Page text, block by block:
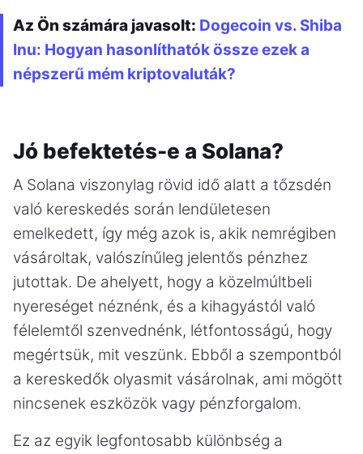
Az Ön számára javasolt: Dogecoin vs. Shiba
Inu: Hogyan hasonlíthatók össze ezek a
népszerű mém kriptovaluták?
Jó befektetés-e a Solana?
A Solana viszonylag rövid idő alatt a tőzsdén
való kereskedés során lendületesen
emelkedett, így még azok is, akik nemrégiben
vásároltak, valószínűleg jelentős pénzhez
jutottak. De ahelyett, hogy a közelmúltbeli
nyereséget néznénk, és a kihagyástól való
félelemtől szenvednénk, létfontosságú, hogy
megértsük, mit veszünk. Ebből a szempontból
a kereskedők olyasmit vásárolnak, ami mögött
nincsenek eszközök vagy pénzforgalom.
Ez az egyik legfontosabb különbség a